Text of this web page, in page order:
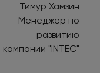
Тимур Хамзин
Менеджер по
развитию
компании "INTEC"